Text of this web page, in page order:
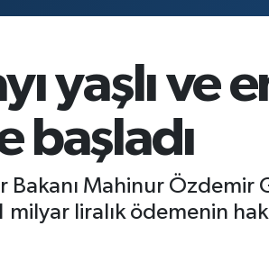
yaşlı ve
başladı
Mahinur Özdemir
liralık ödemenin